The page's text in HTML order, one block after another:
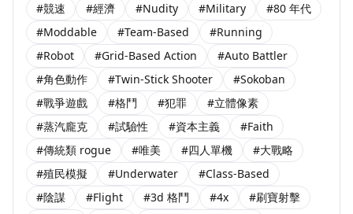
#競速
#經濟 #Nudity #Military
#80 年代
#Moddable
#Team-Based
#Running
#Robot
#Grid-Based Action
#Auto Battler
#角色動作
#Twin-Stick Shooter
#Sokoban
#戰爭遊戲
#格鬥 #犯罪
#立體像素
#蒸汽龐克
#試驗性 #資本主義
#Faith
#傳統類 rogue
#唯美 #四人單機
#大戰略
#殖民模擬
#Underwater
#Class-Based
#陰謀
#Flight #3d 格鬥 #4x
#刷寶射擊